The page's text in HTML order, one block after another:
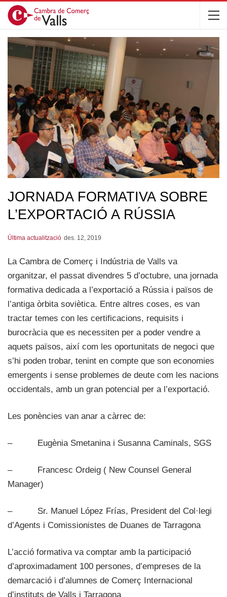
JORNADA FORMATIVA SOBRE
L’EXPORTACIÓ A RÚSSIA
Última actualització des. 12, 2019
La Cambra de Comerç i Indústria de Valls va
organitzar, el passat divendres 5 d’octubre, una jornada
formativa dedicada a l’exportació a Rússia i països de
l’antiga òrbita soviètica. Entre altres coses, es van
tractar temes con les certificacions, requisits i
burocràcia que es necessiten per a poder vendre a
aquets països, així com les oportunitats de negoci que
s’hi poden trobar, tenint en compte que son economies
emergents i sense problemes de deute com les nacions
occidentals, amb un gran potencial per a l’exportació.
Les ponències van anar a càrrec de:
– Eugènia Smetanina i Susanna Caminals, SGS
– Francesc Ordeig ( New Counsel General
Manager)
– Sr. Manuel López Frías, President del Col·legi
d’Agents i Comissionistes de Duanes de Tarragona
L’acció formativa va comptar amb la participació
d’aproximadament 100 persones, d’empreses de la
demarcació i d’alumnes de Comerç Internacional
d’instituts de Valls i Tarragona